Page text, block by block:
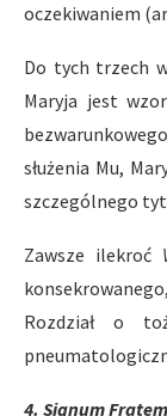
oczekiwaniem
Do tych trzech
Maryja jest
służenia Mu,
szczególnego
Zawsze ilekroć
Rozdział o
4. Signum